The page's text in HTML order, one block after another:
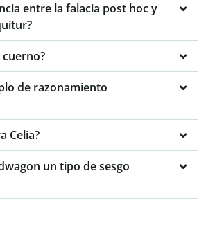
entre la falacia post hoc y
cuerno?
de razonamiento
Celia?
un tipo de sesgo